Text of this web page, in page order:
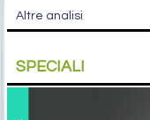
Altre analisi
SPECIALI